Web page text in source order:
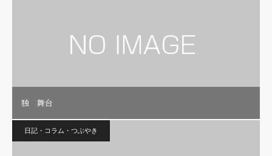
独 舞台
日記・コラム・つぶやき